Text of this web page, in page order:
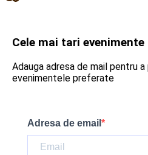
Cele mai tari
Adauga adresa de mail pentru
evenimentele preferate
Adresa de email